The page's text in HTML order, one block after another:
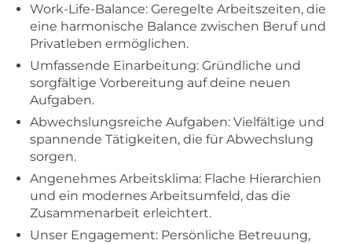
Work-Life-Balance: Geregelte Arbeitszeiten, die
eine harmonische Balance zwischen Beruf und
Privatleben ermöglichen.
Umfassende Einarbeitung: Gründliche und
sorgfältige Vorbereitung auf deine neuen
Aufgaben.
Abwechslungsreiche Aufgaben: Vielfältige und
spannende Tätigkeiten, die für Abwechslung
sorgen.
Angenehmes Arbeitsklima: Flache Hierarchien
und ein modernes Arbeitsumfeld, das die
Zusammenarbeit erleichtert.
Unser Engagement: Persönliche Betreuung,